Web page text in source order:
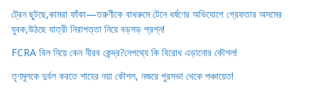
ট্রেন ছুটছে,কামরা ফাঁকা—তরুণীকে বাথরুমে টেনে ধর্ষণের অভিযোগে গ্রেফতার অসমের
যুবক,উঠছে যাত্রী নিরাপত্তা নিয়ে বড়সড় প্রশ্ন!
FCRA বিল নিয়ে কেন নীরব কেন্দ্র?নেপথ্যে কি বিরোধ এড়ানোর কৌশল!
তৃণমূলকে দুর্বল করতে শাহের নয়া কৌশল, নজরে পুরসভা থেকে পঞ্চায়েত!